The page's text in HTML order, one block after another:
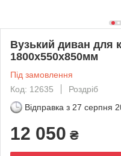
Вузький диван для
1800х550х850мм
Під замовлення
Код: 12635
Роздріб
Відправка з 27 серпня
12 050 ₴